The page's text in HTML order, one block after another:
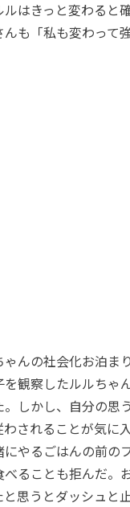
ルはきっと変わると
も「私も変わって
んの社会化お泊ま
を観察したルルちゃ
しかし、自分の思
わされることが気に
やるごはんの前の
ることも拒んだ。
思うとダッシュと